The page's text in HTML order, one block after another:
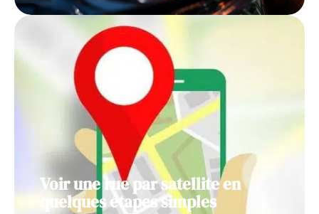
Voir une rue par satellite en
quelques étapes simples